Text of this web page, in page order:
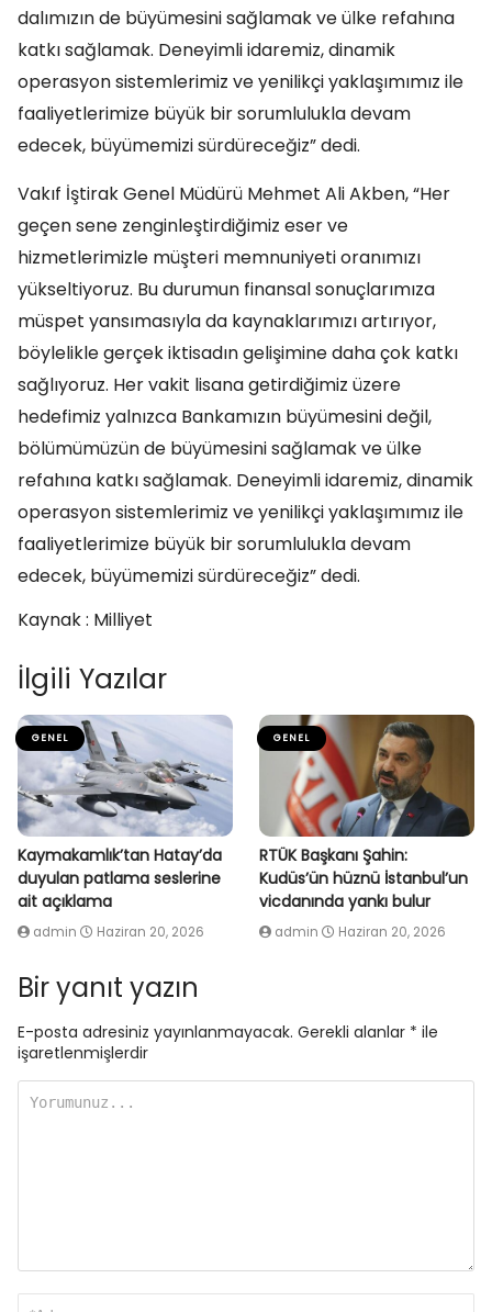
dalımızın de büyümesini sağlamak ve ülke refahına
katkı sağlamak. Deneyimli idaremiz, dinamik
operasyon sistemlerimiz ve yenilikçi yaklaşımımız ile
faaliyetlerimize büyük bir sorumlulukla devam
edecek, büyümemizi sürdüreceğiz” dedi.
Vakıf İştirak Genel Müdürü Mehmet Ali Akben, “Her
geçen sene zenginleştirdiğimiz eser ve
hizmetlerimizle müşteri memnuniyeti oranımızı
yükseltiyoruz. Bu durumun finansal sonuçlarımıza
müspet yansımasıyla da kaynaklarımızı artırıyor,
böylelikle gerçek iktisadın gelişimine daha çok katkı
sağlıyoruz. Her vakit lisana getirdiğimiz üzere
hedefimiz yalnızca Bankamızın büyümesini değil,
bölümümüzün de büyümesini sağlamak ve ülke
refahına katkı sağlamak. Deneyimli idaremiz, dinamik
operasyon sistemlerimiz ve yenilikçi yaklaşımımız ile
faaliyetlerimize büyük bir sorumlulukla devam
edecek, büyümemizi sürdüreceğiz” dedi.
Kaynak : Milliyet
İlgili Yazılar
GENEL
Kaymakamlık’tan Hatay’da
duyulan patlama seslerine
ait açıklama
admin Haziran 20, 2026
GENEL
RTÜK Başkanı Şahin:
Kudüs’ün hüznü İstanbul’un
vicdanında yankı bulur
admin Haziran 20, 2026
Bir yanıt yazın
E-posta adresiniz yayınlanmayacak. Gerekli alanlar * ile
işaretlenmişlerdir